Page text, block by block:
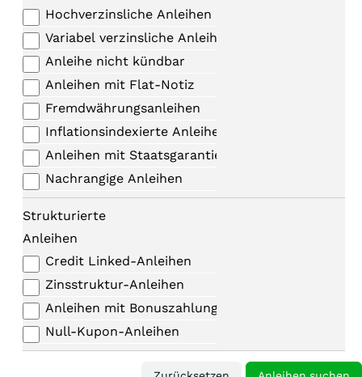
Hochverzinsliche Anleihen
Variabel verzinsliche Anleihen
Anleihe nicht kündbar
Anleihen mit Flat-Notiz
Fremdwährungsanleihen
Inflationsindexierte Anleihen
Anleihen mit Staatsgarantie
Nachrangige Anleihen
Strukturierte
Anleihen
Credit Linked-Anleihen
Zinsstruktur-Anleihen
Anleihen mit Bonuszahlungen
Null-Kupon-Anleihen